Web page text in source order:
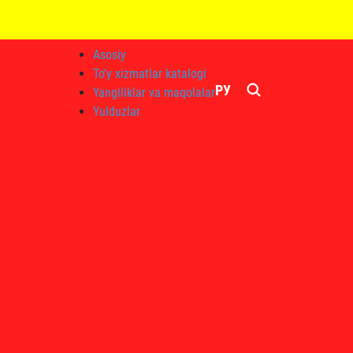
Asosiy
To'y xizmatlar katalogi
Yangiliklar va maqolalar
Yulduzlar
РУ